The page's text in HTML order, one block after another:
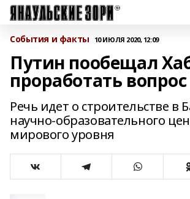
События и факты 10 ИЮЛЯ 2020, 12:09
Путин пообещал
проработать вопрос
Речь идет о строительстве в
научно-образовательного
мирового уровня